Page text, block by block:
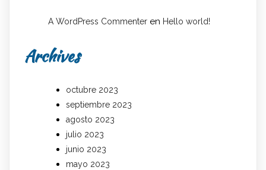
A WordPress Commenter en Hello world!
Archives
octubre 2023
septiembre 2023
agosto 2023
julio 2023
junio 2023
mayo 2023